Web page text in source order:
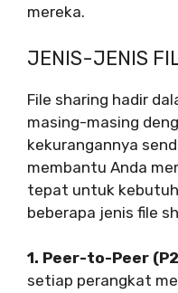
mereka.
JENIS-JENIS
File sharing hadir
masing-masing
kekurangannya
membantu Anda
tepat untuk
beberapa jenis file
1. Peer-to-Peer
setiap perangkat